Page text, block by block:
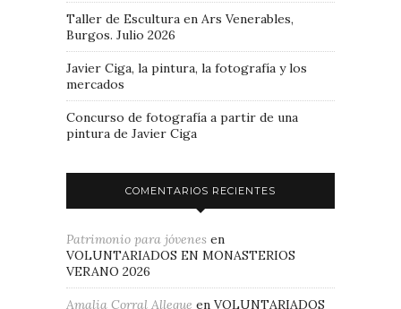
Taller de Escultura en Ars Venerables,
Burgos. Julio 2026
Javier Ciga, la pintura, la fotografía y los
mercados
Concurso de fotografía a partir de una
pintura de Javier Ciga
COMENTARIOS RECIENTES
Patrimonio para jóvenes en
VOLUNTARIADOS EN MONASTERIOS
VERANO 2026
Amalia Corral Allegue en VOLUNTARIADOS